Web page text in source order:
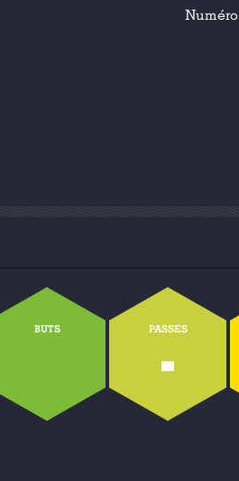
BUTS PASSES
-